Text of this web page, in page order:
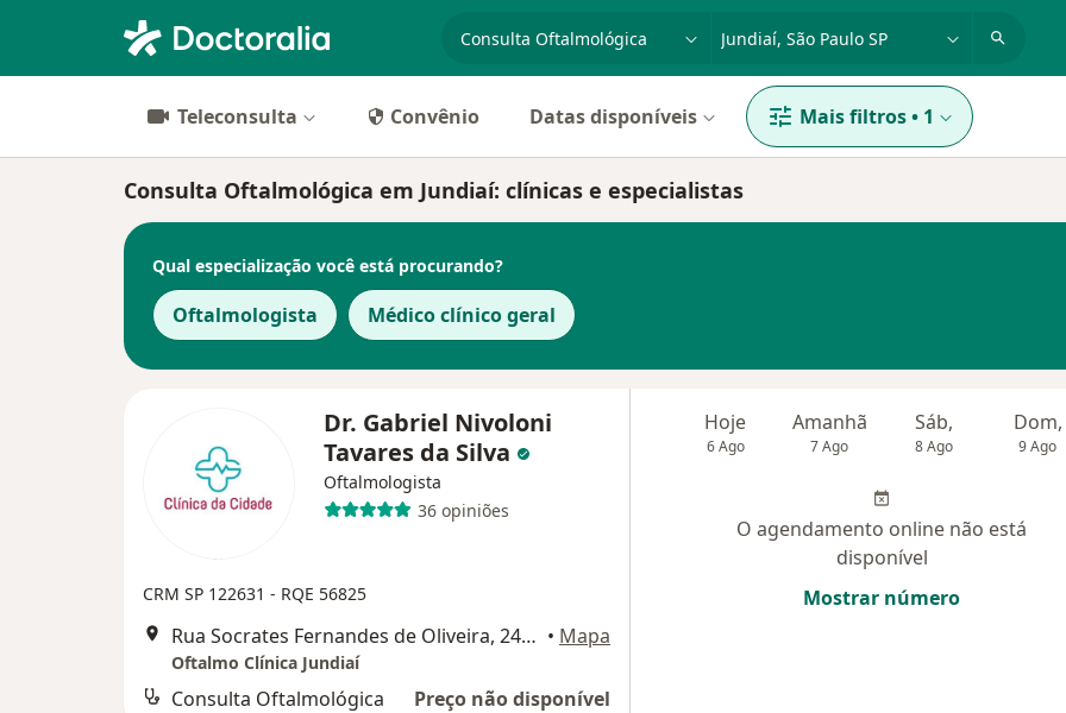
especialidade, doença ou nomecidade ou região
Teleconsulta Convênio Datas disponíveis Mais filtros• 1
Consulta Oftalmológica em Jundiaí: clínicas e especialistas
Qual especialização você está procurando?
Oftalmologista Médico clínico geral
Dr. Gabriel Nivoloni
Tavares da Silva
Oftalmologista
36 opiniões
CRM SP 122631 - RQE 56825
Rua Socrates Fernandes de Oliveira, 245, Jundiaí • Mapa
Oftalmo Clínica Jundiaí
Consulta Oftalmológica Preço não disponível
Hoje
6 Ago
Amanhã
7 Ago
Sáb,
8 Ago
Dom,
9 Ago
O agendamento online não está
disponível
Mostrar número